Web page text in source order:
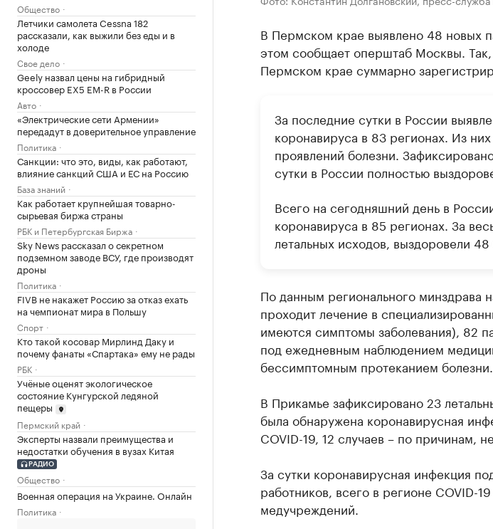
Общество
Летчики самолета Cessna 182
рассказали, как выжили без еды и в
холоде
Свое дело
Geely назвал цены на гибридный
кроссовер EX5 EM-R в России
Авто
«Электрические сети Армении»
передадут в доверительное управление
Политика
Санкции: что это, виды, как работают,
влияние санкций США и ЕС на Россию
База знаний
Как работает крупнейшая товарно-
сырьевая биржа страны
РБК и Петербургская Биржа
Sky News рассказал о секретном
подземном заводе ВСУ, где производят
дроны
Политика
FIVB не накажет Россию за отказ ехать
на чемпионат мира в Польшу
Спорт
Кто такой косовар Мирлинд Даку и
почему фанаты «Спартака» ему не рады
РБК
Учёные оценят экологическое
состояние Кунгурской ледяной
пещеры
Пермский край
Эксперты назвали преимущества и
недостатки обучения в вузах Китая
РАДИО
Общество
Военная операция на Украине. Онлайн
Политика
В Пермском крае выявлено 48 новых
этом сообщает оперштаб Москвы.
Пермском крае суммарно
За последние сутки в России
коронавируса в 83 регионах. Из
проявлений болезни.
сутки в России полностью
Всего на сегодняшний день в
коронавируса в 85 регионах. За
летальных исходов, выздоровели 48
По данным регионального минздрава
проходит лечение в
имеются симптомы заболевания), 82
под ежедневным наблюдением
бессимптомным протеканием болезни.
В Прикамье зафиксировано 23
была обнаружена коронавирусная
COVID-19, 12 случаев – по причинам,
За сутки коронавирусная инфекция
работников, всего в регионе COVID-
медучреждений.